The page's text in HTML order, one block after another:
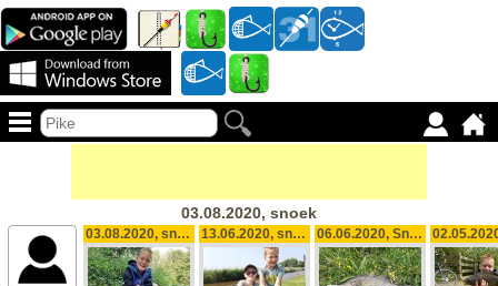
03.08.2020, snoek
03.08.2020, snoek 13.06.2020, snoek 06.06.2020, Snoekbaars